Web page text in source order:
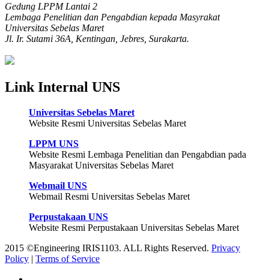
Gedung LPPM Lantai 2
Lembaga Penelitian dan Pengabdian kepada Masyrakat
Universitas Sebelas Maret
Jl. Ir. Sutami 36A, Kentingan, Jebres, Surakarta.
Link Internal UNS
Universitas Sebelas Maret
Website Resmi Universitas Sebelas Maret
LPPM UNS
Website Resmi Lembaga Penelitian dan Pengabdian pada
Masyarakat Universitas Sebelas Maret
Webmail UNS
Webmail Resmi Universitas Sebelas Maret
Perpustakaan UNS
Website Resmi Perpustakaan Universitas Sebelas Maret
2015 ©Engineering IRIS1103. ALL Rights Reserved. Privacy
Policy | Terms of Service